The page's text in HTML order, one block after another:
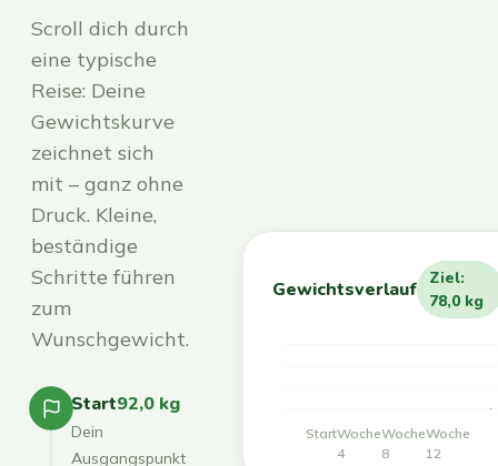
Scroll dich durch
eine typische
Reise: Deine
Gewichtskurve
zeichnet sich
mit – ganz ohne
Druck. Kleine,
beständige
Schritte führen
zum
Wunschgewicht.
Start92,0 kg
Dein
Ausgangspunkt
Gewichtsverlauf
Ziel:
78,0 kg
StartWoche
4
Woche
8
Woche
12